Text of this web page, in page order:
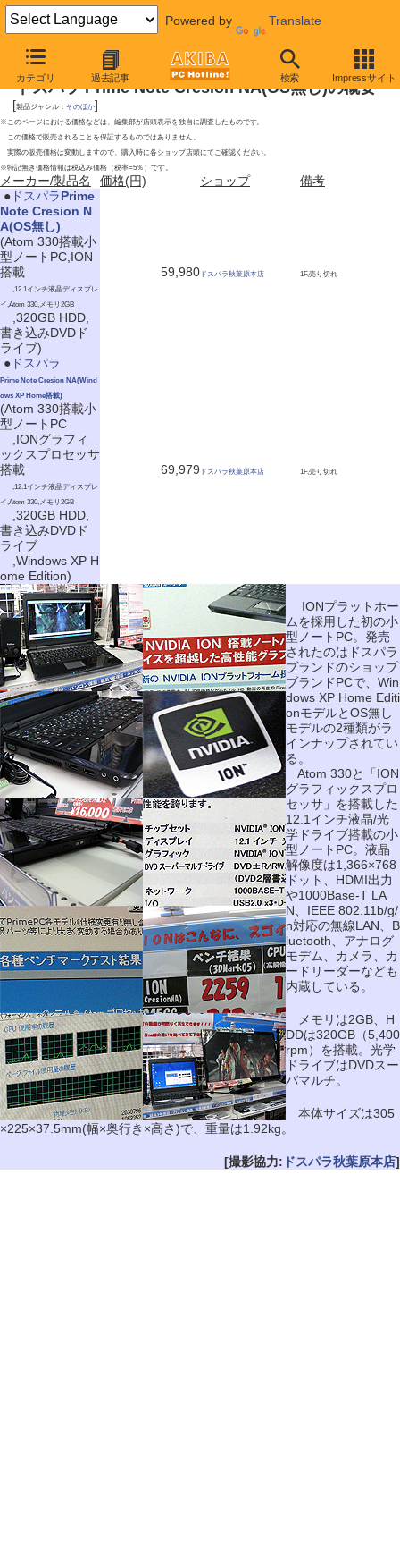
Powered by Translate
カテゴリ 過去記事 検索 Impressサイト
2009年6月20日号
ドスパラ Prime Note Cresion NA(OS無し)の概要
[製品ジャンル： そのほか]
※このページにおける価格などは、編集部が店頭表示を独自に調査したものです。
この価格で販売されることを保証するものではありません。
実際の販売価格は変動しますので、購入時に各ショップ店頭にてご確認ください。
※特記無き価格情報は税込み価格（税率=5％）です。
メーカー/製品名 価格(円) ショップ
備考
● ドスパラPrime
Note Cresion N
A(OS無し)
(Atom 330搭載小
型ノートPC,ION
搭載
,12.1インチ液晶ディスプレ
イ,Atom 330,メモリ2GB
,320GB HDD,
書き込みDVDド
ライブ)
59,980 ドスパラ秋葉原本店 1F,売り切れ
● ドスパラ
Prime Note Cresion NA(Wind
ows XP Home搭載)
(Atom 330搭載小
型ノートPC
,IONグラフィ
ックスプロセッサ
搭載
,12.1インチ液晶ディスプレ
イ,Atom 330,メモリ2GB
,320GB HDD,
書き込みDVDド
ライブ
,Windows XP H
ome Edition)
69,979 ドスパラ秋葉原本店 1F,売り切れ
IONプラットホー
ムを採用した初の小
型ノートPC。発売
されたのはドスパラ
ブランドのショップ
ブランドPCで、Win
dows XP Home Editi
onモデルとOS無し
モデルの2種類がラ
インナップされてい
る。
Atom 330と「ION
グラフィックスプロ
セッサ」を搭載した
12.1インチ液晶/光
学ドライブ搭載の小
型ノートPC。液晶
解像度は1,366×768
ドット、HDMI出力
や1000Base-T LA
N、IEEE 802.11b/g/
n対応の無線LAN、B
luetooth、アナログ
モデム、カメラ、カ
ードリーダーなども
内蔵している。
メモリは2GB、H
DDは320GB（5,400
rpm）を搭載。光学
ドライブはDVDスー
パマルチ。
本体サイズは305
×225×37.5mm(幅×奥行き×高さ)で、重量は1.92kg。
[撮影協力: ドスパラ秋葉原本店]